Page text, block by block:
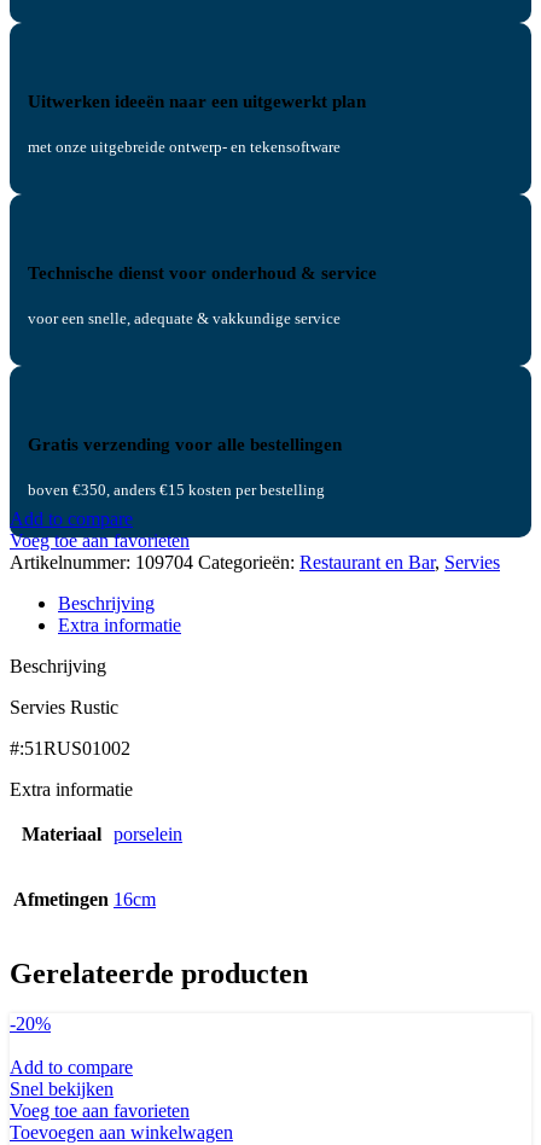
Uitwerken ideeën naar een uitgewerkt plan
met onze uitgebreide ontwerp- en tekensoftware
Technische dienst voor onderhoud & service
voor een snelle, adequate & vakkundige service
Gratis verzending voor alle bestellingen
boven €350, anders €15 kosten per bestelling
Add to compare
Voeg toe aan favorieten
Artikelnummer: 109704 Categorieën: Restaurant en Bar, Servies
Beschrijving
Extra informatie
Beschrijving
Servies Rustic
#:51RUS01002
Extra informatie
Materiaal porselein
Afmetingen 16cm
Gerelateerde producten
-20%
Add to compare
Snel bekijken
Voeg toe aan favorieten
Toevoegen aan winkelwagen